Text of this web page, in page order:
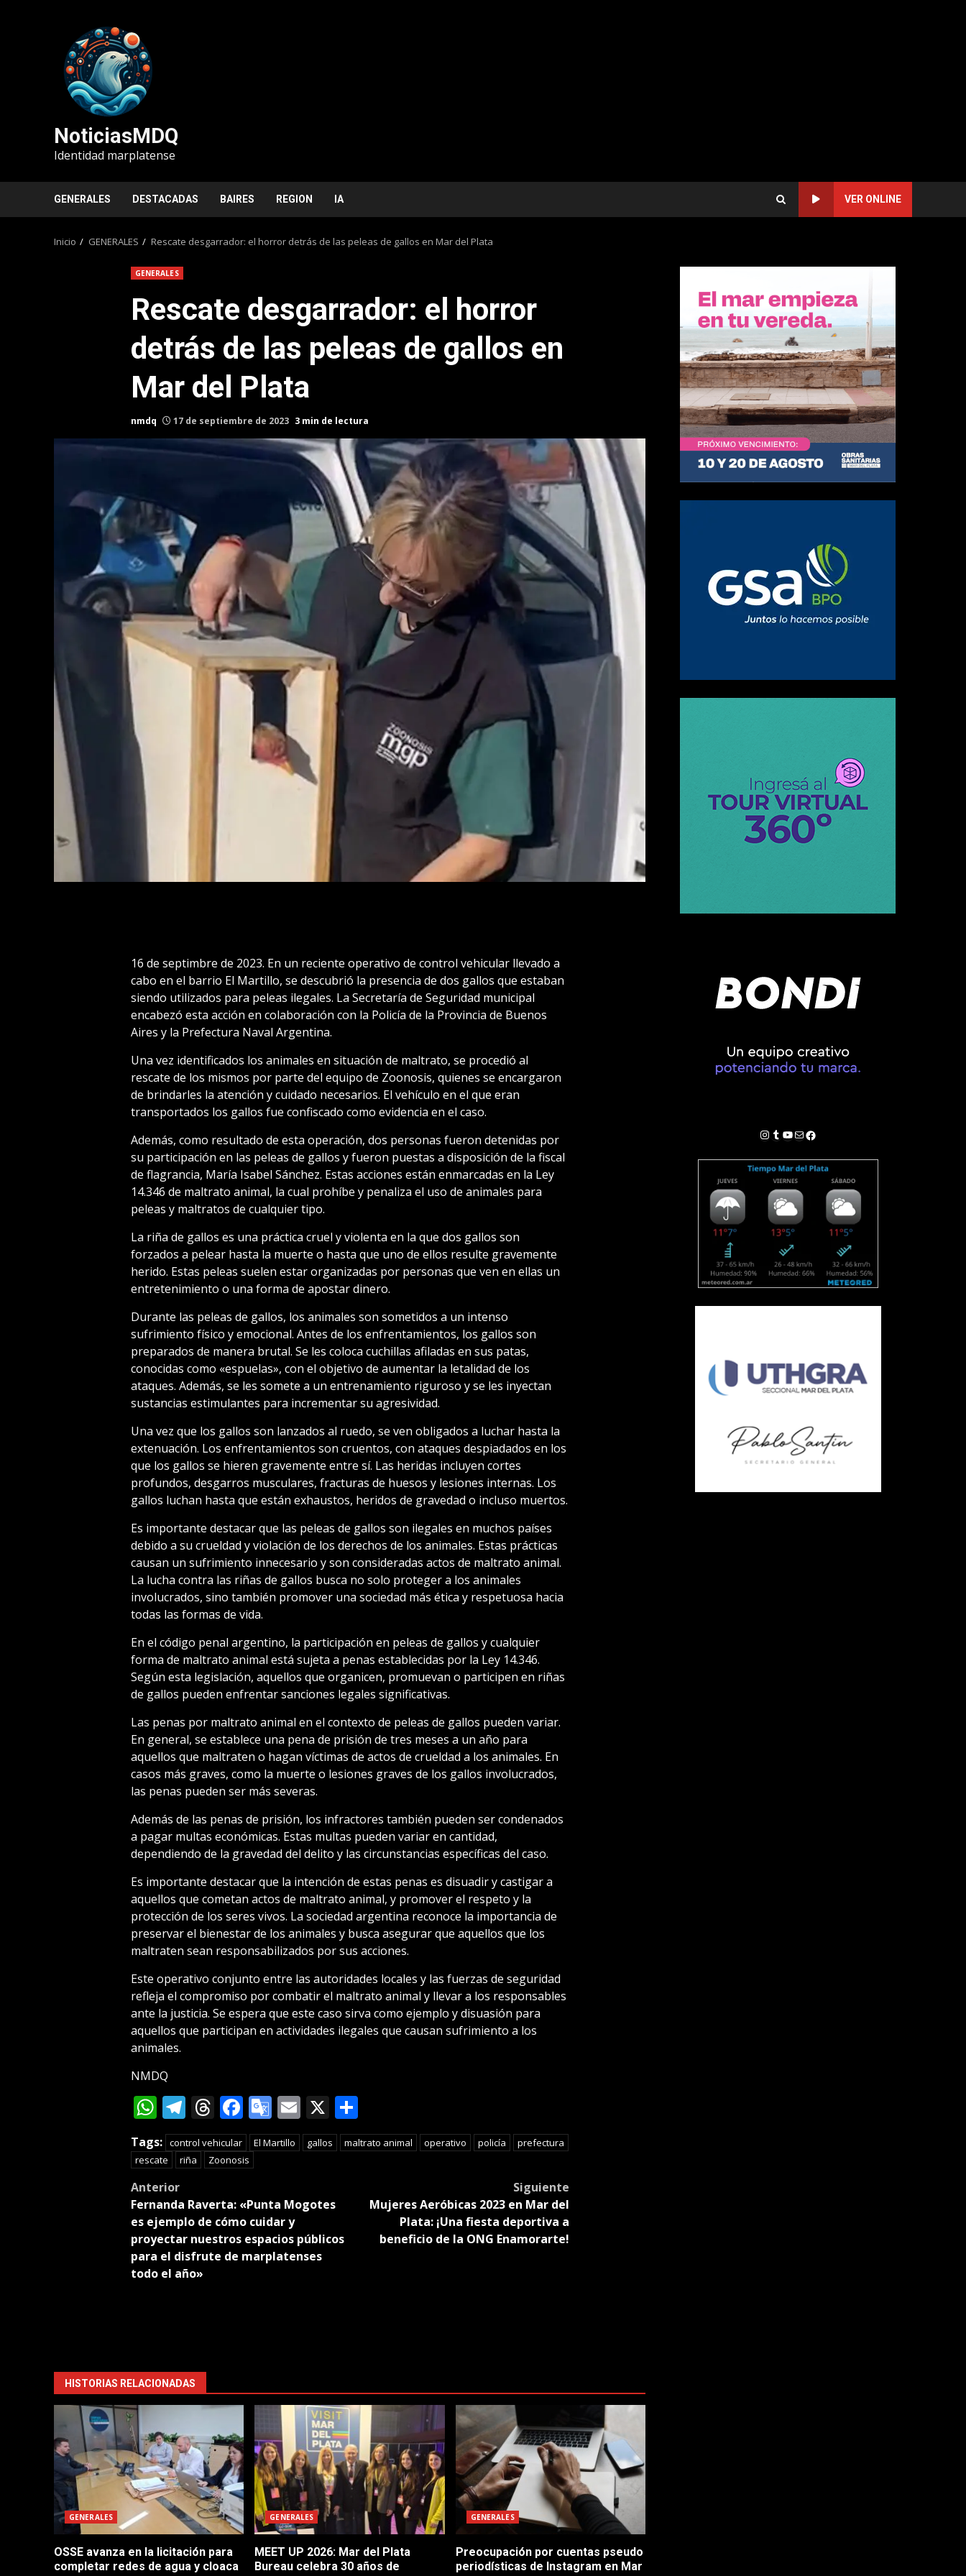
NoticiasMDQ
Identidad marplatense
GENERALES DESTACADAS BAIRES REGION IA VER ONLINE
Inicio GENERALES Rescate desgarrador: el horror detrás de las peleas de gallos en Mar del Plata
GENERALES
Rescate desgarrador: el horror
detrás de las peleas de gallos en
Mar del Plata
nmdq 17 de septiembre de 2023 3 min de lectura
16 de septimbre de 2023. En un reciente operativo de control vehicular llevado a
cabo en el barrio El Martillo, se descubrió la presencia de dos gallos que estaban
siendo utilizados para peleas ilegales. La Secretaría de Seguridad municipal
encabezó esta acción en colaboración con la Policía de la Provincia de Buenos
Aires y la Prefectura Naval Argentina.
Una vez identificados los animales en situación de maltrato, se procedió al
rescate de los mismos por parte del equipo de Zoonosis, quienes se encargaron
de brindarles la atención y cuidado necesarios. El vehículo en el que eran
transportados los gallos fue confiscado como evidencia en el caso.
Además, como resultado de esta operación, dos personas fueron detenidas por
su participación en las peleas de gallos y fueron puestas a disposición de la fiscal
de flagrancia, María Isabel Sánchez. Estas acciones están enmarcadas en la Ley
14.346 de maltrato animal, la cual prohíbe y penaliza el uso de animales para
peleas y maltratos de cualquier tipo.
La riña de gallos es una práctica cruel y violenta en la que dos gallos son
forzados a pelear hasta la muerte o hasta que uno de ellos resulte gravemente
herido. Estas peleas suelen estar organizadas por personas que ven en ellas un
entretenimiento o una forma de apostar dinero.
Durante las peleas de gallos, los animales son sometidos a un intenso
sufrimiento físico y emocional. Antes de los enfrentamientos, los gallos son
preparados de manera brutal. Se les coloca cuchillas afiladas en sus patas,
conocidas como «espuelas», con el objetivo de aumentar la letalidad de los
ataques. Además, se les somete a un entrenamiento riguroso y se les inyectan
sustancias estimulantes para incrementar su agresividad.
Una vez que los gallos son lanzados al ruedo, se ven obligados a luchar hasta la
extenuación. Los enfrentamientos son cruentos, con ataques despiadados en los
que los gallos se hieren gravemente entre sí. Las heridas incluyen cortes
profundos, desgarros musculares, fracturas de huesos y lesiones internas. Los
gallos luchan hasta que están exhaustos, heridos de gravedad o incluso muertos.
Es importante destacar que las peleas de gallos son ilegales en muchos países
debido a su crueldad y violación de los derechos de los animales. Estas prácticas
causan un sufrimiento innecesario y son consideradas actos de maltrato animal.
La lucha contra las riñas de gallos busca no solo proteger a los animales
involucrados, sino también promover una sociedad más ética y respetuosa hacia
todas las formas de vida.
En el código penal argentino, la participación en peleas de gallos y cualquier
forma de maltrato animal está sujeta a penas establecidas por la Ley 14.346.
Según esta legislación, aquellos que organicen, promuevan o participen en riñas
de gallos pueden enfrentar sanciones legales significativas.
Las penas por maltrato animal en el contexto de peleas de gallos pueden variar.
En general, se establece una pena de prisión de tres meses a un año para
aquellos que maltraten o hagan víctimas de actos de crueldad a los animales. En
casos más graves, como la muerte o lesiones graves de los gallos involucrados,
las penas pueden ser más severas.
Además de las penas de prisión, los infractores también pueden ser condenados
a pagar multas económicas. Estas multas pueden variar en cantidad,
dependiendo de la gravedad del delito y las circunstancias específicas del caso.
Es importante destacar que la intención de estas penas es disuadir y castigar a
aquellos que cometan actos de maltrato animal, y promover el respeto y la
protección de los seres vivos. La sociedad argentina reconoce la importancia de
preservar el bienestar de los animales y busca asegurar que aquellos que los
maltraten sean responsabilizados por sus acciones.
Este operativo conjunto entre las autoridades locales y las fuerzas de seguridad
refleja el compromiso por combatir el maltrato animal y llevar a los responsables
ante la justicia. Se espera que este caso sirva como ejemplo y disuasión para
aquellos que participan en actividades ilegales que causan sufrimiento a los
animales.
NMDQ
WhatsApp
Telegram
Threads
Facebook
Google
Translate
Email
X Compartir
Tags: control vehicular El Martillo gallos maltrato animal operativo policía
prefectura
rescate
riña Zoonosis
Post
navigation
Anterior
Fernanda Raverta: «Punta Mogotes
es ejemplo de cómo cuidar y
proyectar nuestros espacios públicos
para el disfrute de marplatenses
todo el año»
Siguiente
Mujeres Aeróbicas 2023 en Mar del
Plata: ¡Una fiesta deportiva a
beneficio de la ONG Enamorarte!
HISTORIAS RELACIONADAS
GENERALES
OSSE avanza en la licitación para
completar redes de agua y cloaca
GENERALES
MEET UP 2026: Mar del Plata
Bureau celebra 30 años de
GENERALES
Preocupación por cuentas pseudo
periodísticas de Instagram en Mar
Instagram
Tumblr
YouTube
Correo electrónico
Facebook